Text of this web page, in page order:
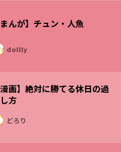
まんが】チュン・人魚
dollly
漫画】絶対に勝てる休日の過
方
どろり